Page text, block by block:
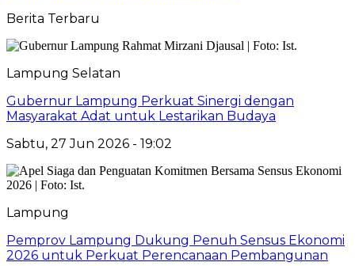
Berita Terbaru
Lampung Selatan
Gubernur Lampung Perkuat Sinergi dengan
Masyarakat Adat untuk Lestarikan Budaya
Sabtu, 27 Jun 2026 - 19:02
Lampung
Pemprov Lampung Dukung Penuh Sensus Ekonomi
2026 untuk Perkuat Perencanaan Pembangunan